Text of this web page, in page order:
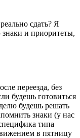
сдать? Я
и приоритеты,
переезда, без
будешь готовиться
будешь решать
знаки (у нас
типа
в пятницу